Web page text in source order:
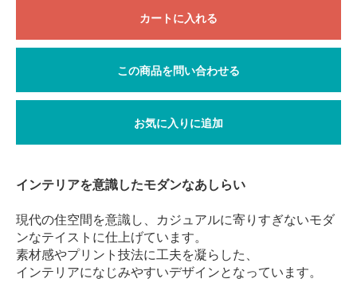
カートに入れる
この商品を問い合わせる
お気に入りに追加
インテリアを意識したモダンなあしらい
現代の住空間を意識し、カジュアルに寄りすぎないモダ
ンなテイストに仕上げています。
素材感やプリント技法に工夫を凝らした、
インテリアになじみやすいデザインとなっています。